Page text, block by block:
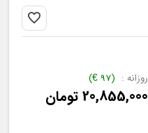
روزانه : (
97
€
)
20,855,000تومان